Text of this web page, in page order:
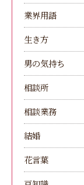
業界用語
生き方
男の気持ち
相談所
相談業務
結婚
花言葉